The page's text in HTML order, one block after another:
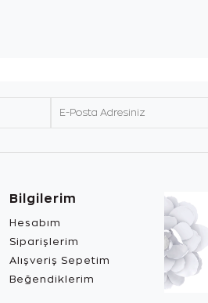
Bilgilerim
Hesabım
Siparişlerim
Alışveriş Sepetim
Beğendiklerim